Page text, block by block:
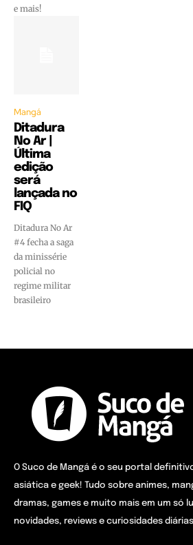
e mais!
Mangá
Ditadura
No Ar |
Última
edição
será
lançada no
FIQ
Ditadura No Ar
#4 fecha a saga
da minissérie
policial no
regime militar
brasileiro
O Suco de Mangá é o seu portal
asiática e geek! Tudo sobre animes,
dramas, games e muito mais em um só
novidades, reviews e curiosidades